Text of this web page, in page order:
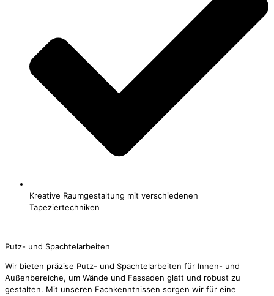
Kreative Raumgestaltung mit verschiedenen
Tapeziertechniken
Putz- und Spachtelarbeiten
Wir bieten präzise Putz- und Spachtelarbeiten für Innen- und
Außenbereiche, um Wände und Fassaden glatt und robust zu
gestalten. Mit unseren Fachkenntnissen sorgen wir für eine